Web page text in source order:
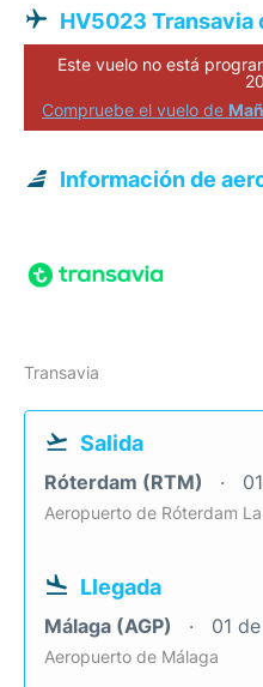
HV5023 Transavia
Este vuelo no está
Compruebe el vuelo de
Información de
Transavia
Salida
Róterdam (RTM)
Aeropuerto de Róterdam
Llegada
Málaga (AGP) 01
Aeropuerto de Málaga